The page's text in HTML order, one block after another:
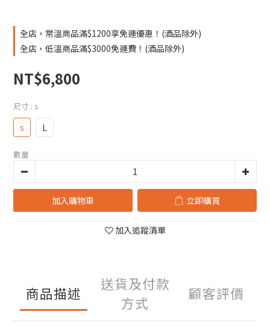
全店，常溫商品滿$1200享免運優惠！(酒品除外)
全店，低溫商品滿$3000免運費！(酒品除外)
NT$6,800
尺寸 : s
s L
數量
加入購物車 立即購買
加入追蹤清單
商品描述
送貨及付款
方式
顧客評價